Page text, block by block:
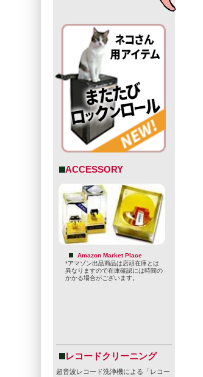
ACCESSORY
Amazon Market Place
*アマゾン出品商品は店頭在庫とは
異なりますので在庫確認には時間の
かかる場合がございます。
レコードクリーニング
超音波レコード洗浄機による「レコー